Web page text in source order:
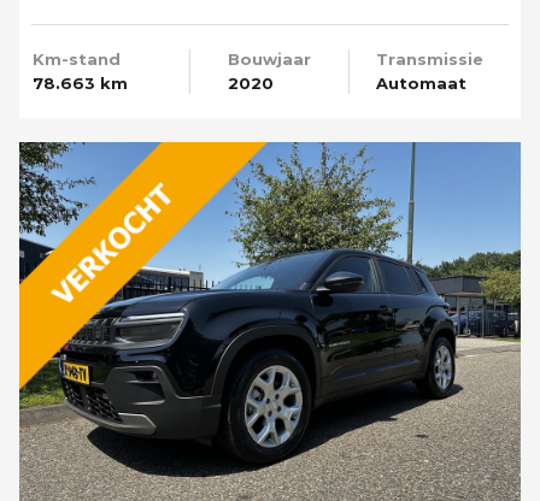
Km-stand
78.663 km
Bouwjaar
2020
Transmissie
Automaat